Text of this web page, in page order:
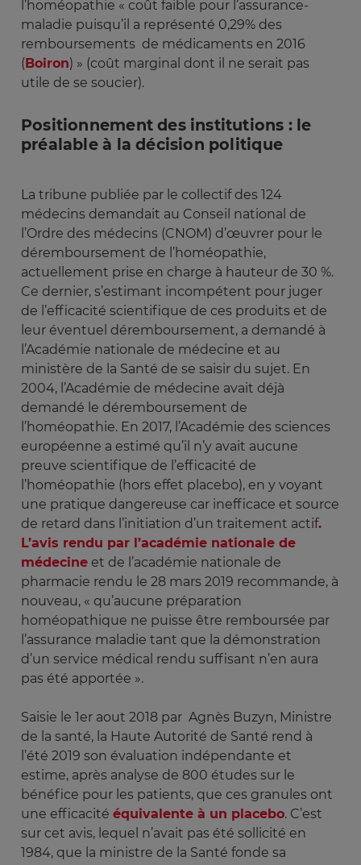
l’homéopathie « coût faible pour l’assurance-
maladie puisqu’il a représenté 0,29% des
remboursements de médicaments en 2016
(Boiron) » (coût marginal dont il ne serait pas
utile de se soucier).
Positionnement des institutions : le
préalable à la décision politique
La tribune publiée par le collectif des 124
médecins demandait au Conseil national de
l’Ordre des médecins (CNOM) d’œuvrer pour le
déremboursement de l’homéopathie,
actuellement prise en charge à hauteur de 30 %.
Ce dernier, s’estimant incompétent pour juger
de l’efficacité scientifique de ces produits et de
leur éventuel déremboursement, a demandé à
l’Académie nationale de médecine et au
ministère de la Santé de se saisir du sujet. En
2004, l’Académie de médecine avait déjà
demandé le déremboursement de
l’homéopathie. En 2017, l’Académie des sciences
européenne a estimé qu’il n’y avait aucune
preuve scientifique de l’efficacité de
l’homéopathie (hors effet placebo), en y voyant
une pratique dangereuse car inefficace et source
de retard dans l’initiation d’un traitement actif.
L’avis rendu par l’académie nationale de
médecine et de l’académie nationale de
pharmacie rendu le 28 mars 2019 recommande, à
nouveau, « qu’aucune préparation
homéopathique ne puisse être remboursée par
l’assurance maladie tant que la démonstration
d’un service médical rendu suffisant n’en aura
pas été apportée ».
Saisie le 1er aout 2018 par Agnès Buzyn, Ministre
de la santé, la Haute Autorité de Santé rend à
l’été 2019 son évaluation indépendante et
estime, après analyse de 800 études sur le
bénéfice pour les patients, que ces granules ont
une efficacité équivalente à un placebo. C’est
sur cet avis, lequel n’avait pas été sollicité en
1984, que la ministre de la Santé fonde sa